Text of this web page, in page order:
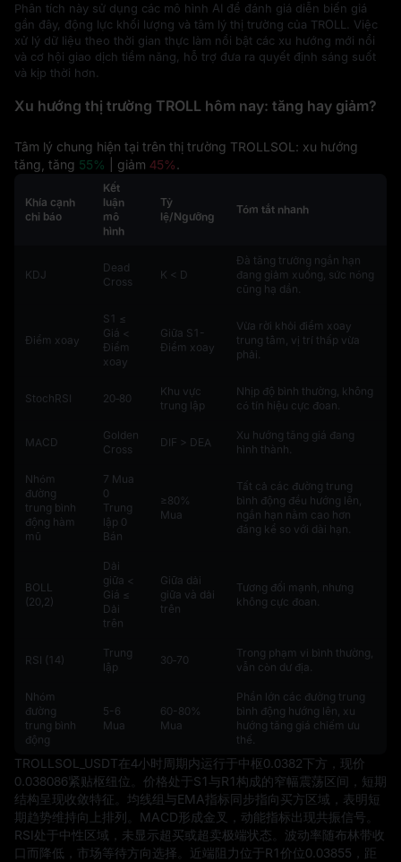
Phân tích này sử dụng các mô hình AI để đánh giá diễn biến giá
gần đây, động lực khối lượng và tâm lý thị trường của TROLL. Việc
xử lý dữ liệu theo thời gian thực làm nổi bật các xu hướng mới nổi
và cơ hội giao dịch tiềm năng, hỗ trợ đưa ra quyết định sáng suốt
và kịp thời hơn.
Xu hướng thị trường TROLL hôm nay: tăng hay giảm?
Tâm lý chung hiện tại trên thị trường TROLLSOL: xu hướng
tăng, tăng 55% | giảm 45%.
Khía cạnh
chỉ báo
Kết
luận
mô
hình
Tỷ
lệ/Ngưỡng
Tóm tắt nhanh
KDJ
Dead
Cross
K < D
Đà tăng trưởng ngắn hạn
đang giảm xuống, sức nóng
cũng hạ dần.
Điểm xoay
S1 ≤
Giá <
Điểm
xoay
Giữa S1-
Điểm xoay
Vừa rời khỏi điểm xoay
trung tâm, vị trí thấp vừa
phải.
StochRSI 20‑80
Khu vực
trung lập
Nhịp độ bình thường, không
có tín hiệu cực đoan.
MACD
Golden
Cross
DIF > DEA
Xu hướng tăng giá đang
hình thành.
Nhóm
đường
trung bình
động hàm
mũ
7 Mua
0
Trung
lập 0
Bán
≥80%
Mua
Tất cả các đường trung
bình động đều hướng lên,
ngắn hạn nằm cao hơn
đáng kể so với dài hạn.
BOLL
(20,2)
Dải
giữa <
Giá ≤
Dải
trên
Giữa dải
giữa và dải
trên
Tương đối mạnh, nhưng
không cực đoan.
RSI (14)
Trung
lập
30‑70
Trong phạm vi bình thường,
vẫn còn dư địa.
Nhóm
đường
trung bình
động
5-6
Mua
60-80%
Mua
Phần lớn các đường trung
bình động hướng lên, xu
hướng tăng giá chiếm ưu
thế.
TROLLSOL_USDT在4小时周期内运行于中枢0.0382下方，现价
0.038086紧贴枢纽位。价格处于S1与R1构成的窄幅震荡区间，短期
结构呈现收敛特征。均线组与EMA指标同步指向买方区域，表明短
期趋势维持向上排列。MACD形成金叉，动能指标出现共振信号。
RSI处于中性区域，未显示超买或超卖极端状态。波动率随布林带收
口而降低，市场等待方向选择。近端阻力位于R1价位0.03855，距